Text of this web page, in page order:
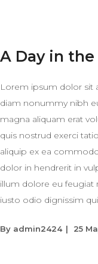
A Day in
Lorem ipsum dolor sit
diam nonummy nibh
magna aliquam erat
quis nostrud exerci
aliquip ex ea
dolor in hendrerit in
illum dolore eu feugiat
iusto odio dignissim
By admin2424 25